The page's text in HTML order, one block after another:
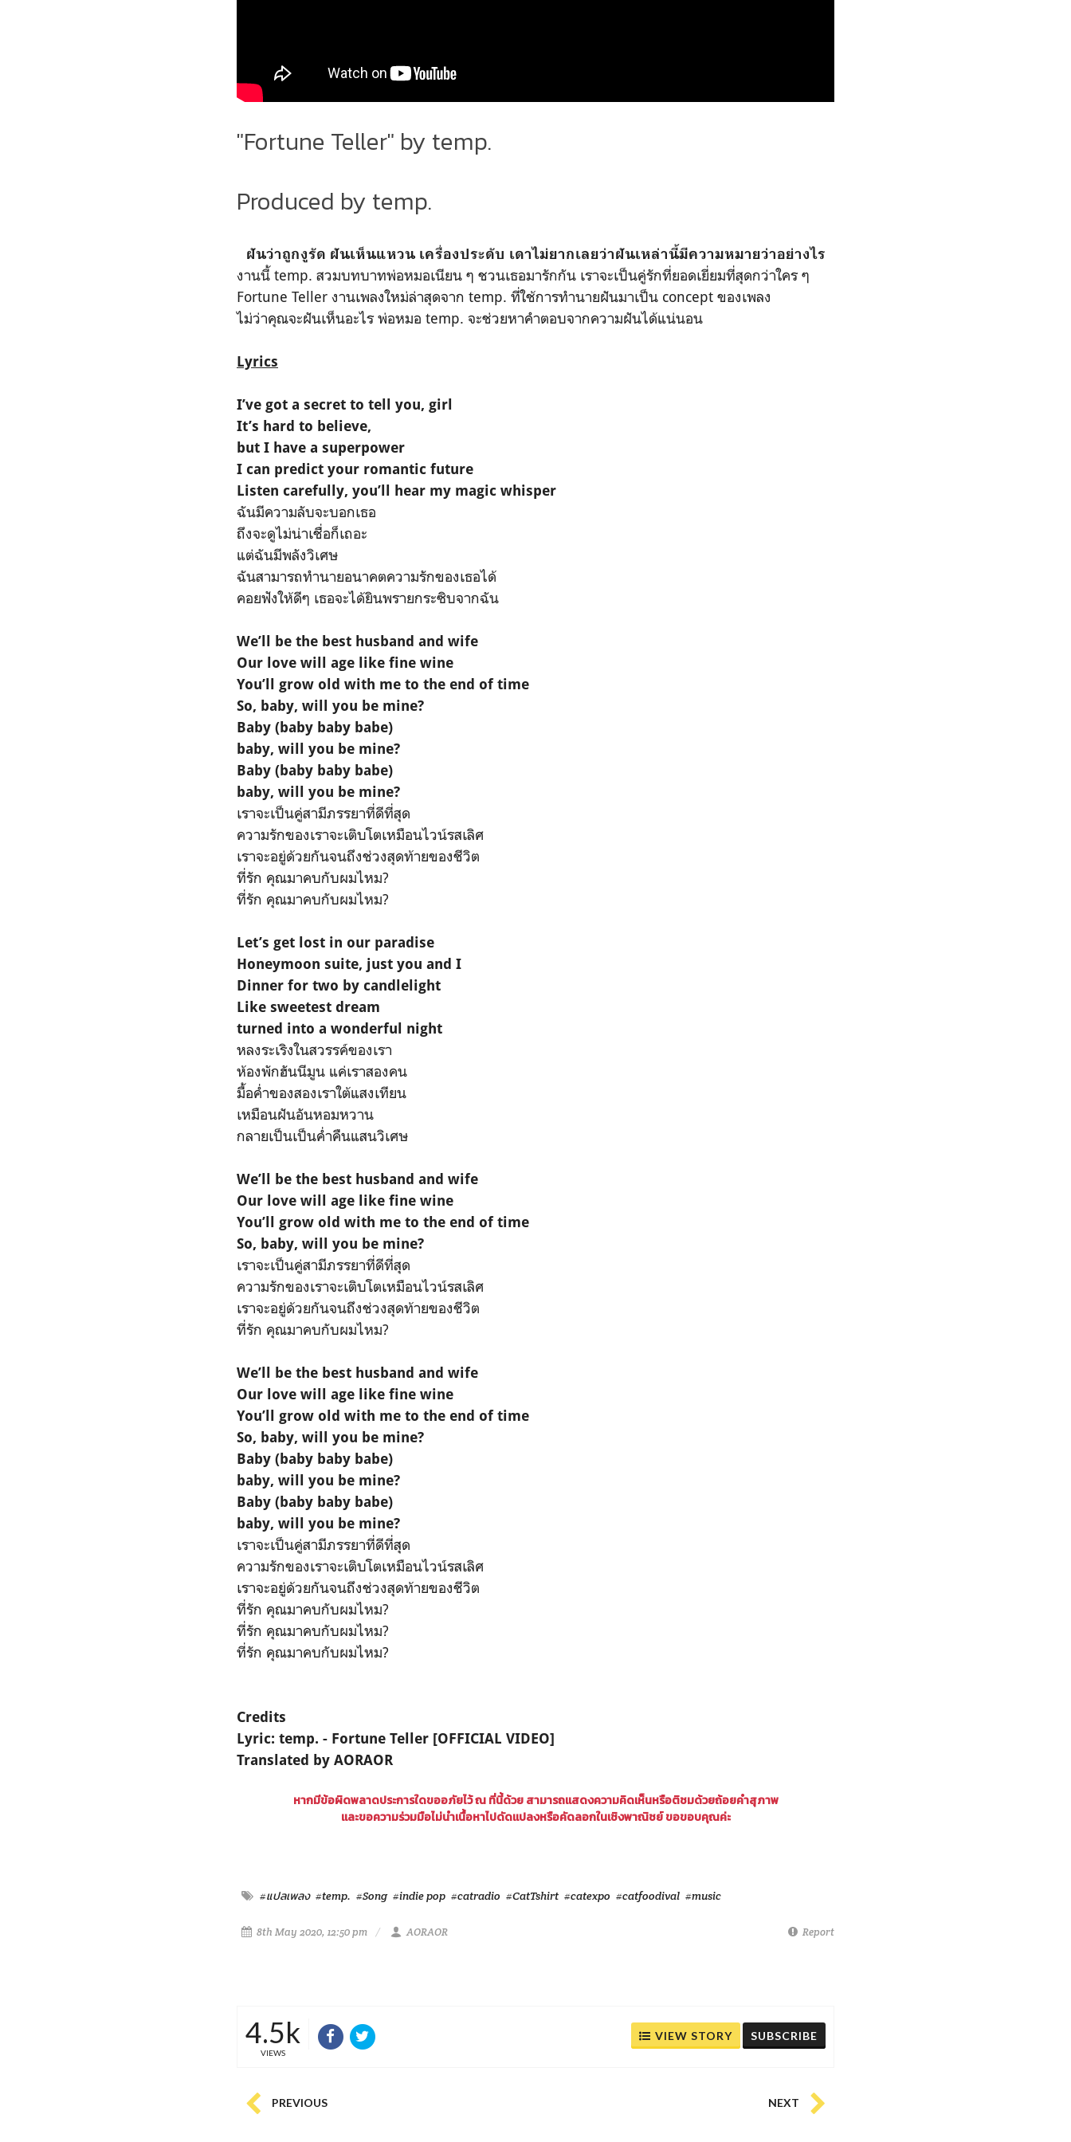
"Fortune Teller" by temp.
Produced by temp.
ฝันว่าถูกงูรัด ฝันเห็นแหวน เครื่องประดับ เดาไม่ยากเลยว่าฝันเหล่านี้มีความหมายว่าอย่างไร
งานนี้ temp. สวมบทบาทพ่อหมอเนียน ๆ ชวนเธอมารักกัน เราจะเป็นคู่รักที่ยอดเยี่ยมที่สุดกว่าใคร ๆ
Fortune Teller งานเพลงใหม่ล่าสุดจาก temp. ที่ใช้การทำนายฝันมาเป็น concept ของเพลง
ไม่ว่าคุณจะฝันเห็นอะไร พ่อหมอ temp. จะช่วยหาคำตอบจากความฝันได้แน่นอน
Lyrics
I’ve got a secret to tell you, girl
It’s hard to believe,
but I have a superpower
I can predict your romantic future
Listen carefully, you’ll hear my magic whisper
ฉันมีความลับจะบอกเธอ
ถึงจะดูไม่น่าเชื่อก็เถอะ
แต่ฉันมีพลังวิเศษ
ฉันสามารถทำนายอนาคตความรักของเธอได้
คอยฟังให้ดีๆ เธอจะได้ยินพรายกระซิบจากฉัน
We’ll be the best husband and wife
Our love will age like fine wine
You’ll grow old with me to the end of time
So, baby, will you be mine?
Baby (baby baby babe)
baby, will you be mine?
Baby (baby baby babe)
baby, will you be mine?
เราจะเป็นคู่สามีภรรยาที่ดีที่สุด
ความรักของเราจะเติบโตเหมือนไวน์รสเลิศ
เราจะอยู่ด้วยกันจนถึงช่วงสุดท้ายของชีวิต
ที่รัก คุณมาคบกับผมไหม?
ที่รัก คุณมาคบกับผมไหม?
Let’s get lost in our paradise
Honeymoon suite, just you and I
Dinner for two by candlelight
Like sweetest dream
turned into a wonderful night
หลงระเริงในสวรรค์ของเรา
ห้องพักฮันนีมูน แค่เราสองคน
มื้อค่ำของสองเราใต้แสงเทียน
เหมือนฝันอันหอมหวาน
กลายเป็นเป็นค่ำคืนแสนวิเศษ
We’ll be the best husband and wife
Our love will age like fine wine
You’ll grow old with me to the end of time
So, baby, will you be mine?
เราจะเป็นคู่สามีภรรยาที่ดีที่สุด
ความรักของเราจะเติบโตเหมือนไวน์รสเลิศ
เราจะอยู่ด้วยกันจนถึงช่วงสุดท้ายของชีวิต
ที่รัก คุณมาคบกับผมไหม?
We’ll be the best husband and wife
Our love will age like fine wine
You’ll grow old with me to the end of time
So, baby, will you be mine?
Baby (baby baby babe)
baby, will you be mine?
Baby (baby baby babe)
baby, will you be mine?
เราจะเป็นคู่สามีภรรยาที่ดีที่สุด
ความรักของเราจะเติบโตเหมือนไวน์รสเลิศ
เราจะอยู่ด้วยกันจนถึงช่วงสุดท้ายของชีวิต
ที่รัก คุณมาคบกับผมไหม?
ที่รัก คุณมาคบกับผมไหม?
ที่รัก คุณมาคบกับผมไหม?
Credits
Lyric: temp. - Fortune Teller [OFFICIAL VIDEO]
Translated by AORAOR
หากมีข้อผิดพลาดประการใดขออภัยไว้ ณ ที่นี้ด้วย สามารถแสดงความคิดเห็นหรือติชมด้วยถ้อยคำสุภาพ
และขอความร่วมมือไม่นำเนื้อหาไปดัดแปลงหรือคัดลอกในเชิงพาณิชย์ ขอขอบคุณค่ะ
#แปลเพลง #temp. #Song #indie pop #catradio #CatTshirt #catexpo #catfoodival #music
8th May 2020, 12:50 pm AORAOR Report
4.5k
VIEWS
VIEW STORY SUBSCRIBE
PREVIOUS NEXT